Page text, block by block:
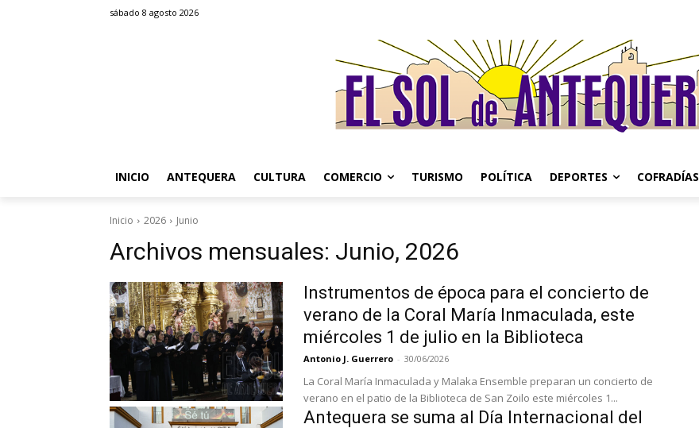
sábado 8 agosto 2026
INICIO ANTEQUERA CULTURA COMERCIO TURISMO POLÍTICA DEPORTES COFRADÍAS
Inicio 2026 Junio
Archivos mensuales: Junio, 2026
Instrumentos de época para el concierto de
verano de la Coral María Inmaculada, este
miércoles 1 de julio en la Biblioteca
Antonio J. Guerrero - 30/06/2026
La Coral María Inmaculada y Malaka Ensemble preparan un concierto de
verano en el patio de la Biblioteca de San Zoilo este miércoles 1...
Antequera se suma al Día Internacional del